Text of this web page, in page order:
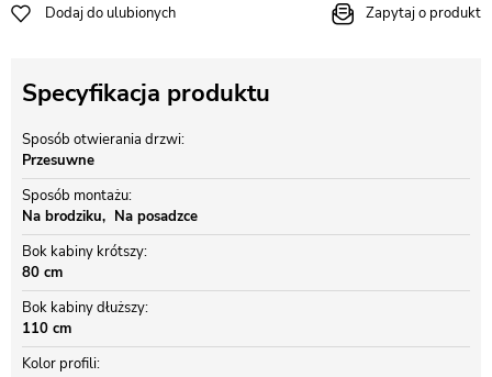
Dodaj do ulubionych Zapytaj o produkt
Specyfikacja produktu
Sposób otwierania drzwi
Przesuwne
Sposób montażu
Na brodziku
Na posadzce
Bok kabiny krótszy
80 cm
Bok kabiny dłuższy
110 cm
Kolor profili